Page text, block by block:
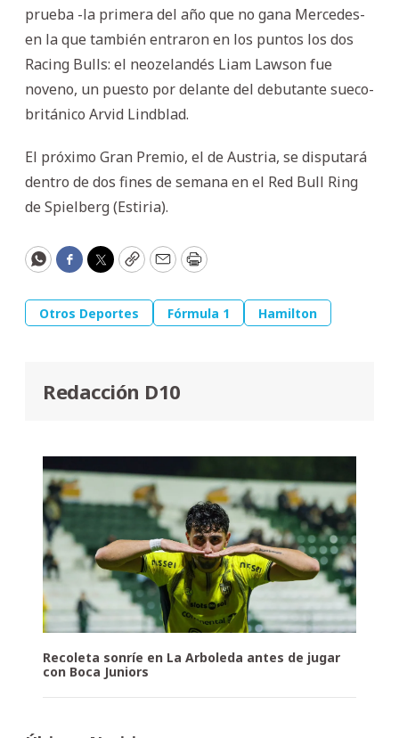
prueba -la primera del año que no gana Mercedes-
en la que también entraron en los puntos los dos
Racing Bulls: el neozelandés Liam Lawson fue
noveno, un puesto por delante del debutante sueco-
británico Arvid Lindblad.
El próximo Gran Premio, el de Austria, se disputará
dentro de dos fines de semana en el Red Bull Ring
de Spielberg (Estiria).
WhatsApp
Facebook
Twitter
CopyEmailPrint
Otros Deportes Fórmula 1 Hamilton
Redacción D10
Recoleta sonríe en La Arboleda antes de jugar
con Boca Juniors